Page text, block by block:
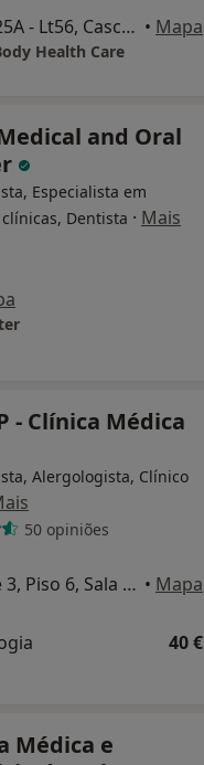
Avenida dos Plátanos, 125A - Lt56, Cascais • Mapa
Health Care
and Oral
Especialista em
Dentista · Mais
- Clínica Médica
Alergologista, Clínico
50 opiniões
Rua Tierno Galvan, Torre 3, Piso 6, Sala 606, Lisboa • Mapa
40 €
Médica e